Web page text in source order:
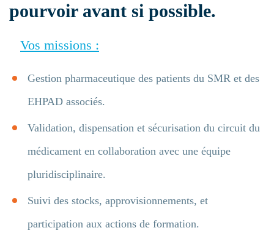
pourvoir avant si possible.
Vos missions :
Gestion pharmaceutique des patients du SMR et des
EHPAD associés.
Validation, dispensation et sécurisation du circuit du
médicament en collaboration avec une équipe
pluridisciplinaire.
Suivi des stocks, approvisionnements, et
participation aux actions de formation.